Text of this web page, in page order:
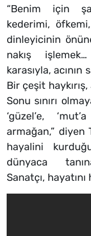
“Benim için
kederimi,
dinleyicinin
nakış
karasıyla,
Bir çeşit
Sonu sınırı
‘güzel’e,
armağan,” diyen
hayalini
dünyaca
Sanatçı,